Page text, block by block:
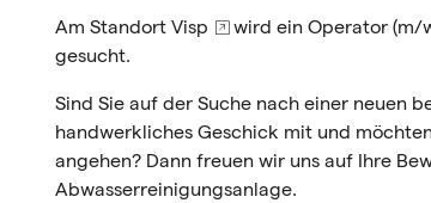
Am Standort Visp wird ein Operator (m/
gesucht.
Sind Sie auf der Suche nach einer neuen
handwerkliches Geschick mit und
angehen? Dann freuen wir uns auf Ihre
Abwasserreinigungsanlage.